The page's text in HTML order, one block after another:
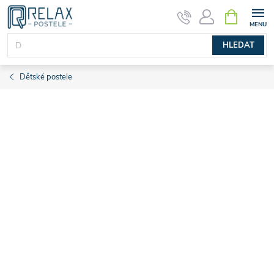
Přejít
obsah
HLEDAT
NÁKUPNÍ
KOŠÍK
Dětské postele